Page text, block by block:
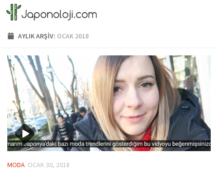
Skip to content
AYLIK ARŞIV: OCAK 2018
MODA OCAK 30, 2018